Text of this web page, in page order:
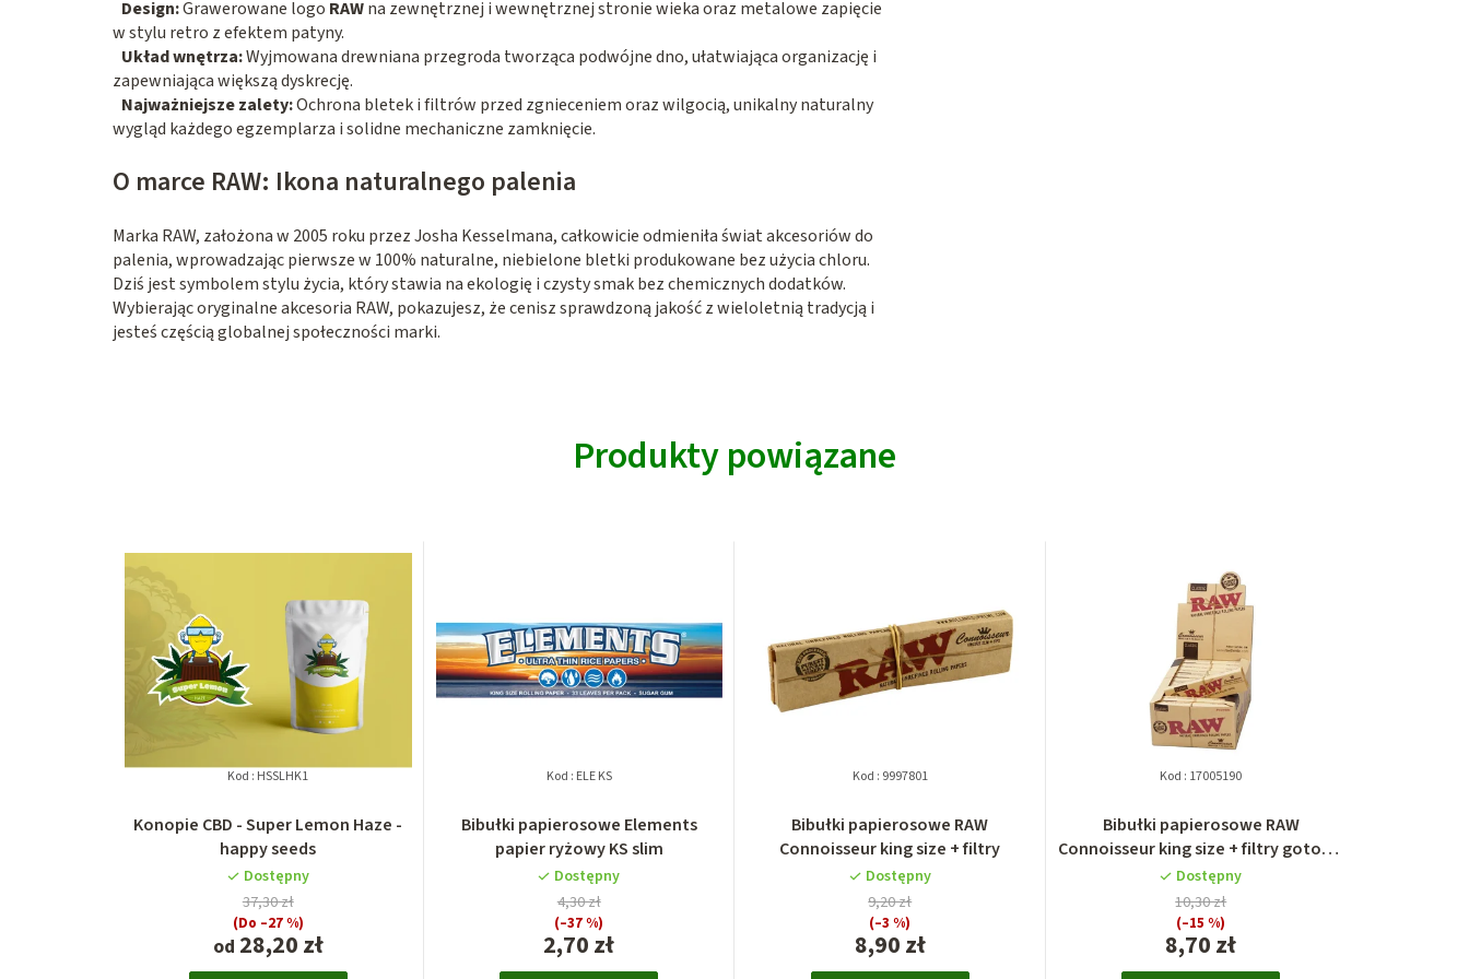
Design:Grawerowane logo RAWna zewnętrznej i wewnętrznej stronie wieka oraz metalowe zapięcie
w stylu retro z efektem patyny.
Układ wnętrza:Wyjmowana drewniana przegroda tworząca podwójne dno, ułatwiająca organizację i
zapewniająca większą dyskrecję.
Najważniejsze zalety:Ochrona bletek i filtrów przed zgnieceniem oraz wilgocią, unikalny naturalny
wygląd każdego egzemplarza i solidne mechaniczne zamknięcie.
O marce RAW: Ikona naturalnego palenia
Marka RAW, założona w 2005 roku przez Josha Kesselmana, całkowicie odmieniła świat akcesoriów do
palenia, wprowadzając pierwsze w 100% naturalne, niebielone bletki produkowane bez użycia chloru.
Dziś jest symbolem stylu życia, który stawia na ekologię i czysty smak bez chemicznych dodatków.
Wybierając oryginalne akcesoria RAW, pokazujesz, że cenisz sprawdzoną jakość z wieloletnią tradycją i
jesteś częścią globalnej społeczności marki.
Produkty powiązane
Konopie CBD - Super Lemon Haze -
happy seeds
Dostępny
od 28,20 zł
37,30 zł
(Do –27 %)
Kod : HSSLHK1
Bibułki papierosowe Elements
papier ryżowy KS slim
Dostępny
2,70 zł
4,30 zł
(–37 %)
Kod : ELE KS
Bibułki papierosowe RAW
Connoisseur king size + filtry
Dostępny
8,90 zł
9,20 zł
(–3 %)
Kod : 9997801
Bibułki papierosowe RAW
Connoisseur king size + filtry gotowe
skręcone
Dostępny
8,70 zł
10,30 zł
(–15 %)
Kod : 17005190